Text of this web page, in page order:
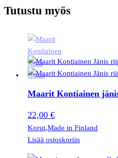
Tutustu myös
Maarit Kontiainen
22,00 €
Korut,Made in Finland
Lisää ostoskoriin